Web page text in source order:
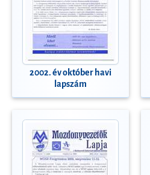
2002. év október havi
lapszám